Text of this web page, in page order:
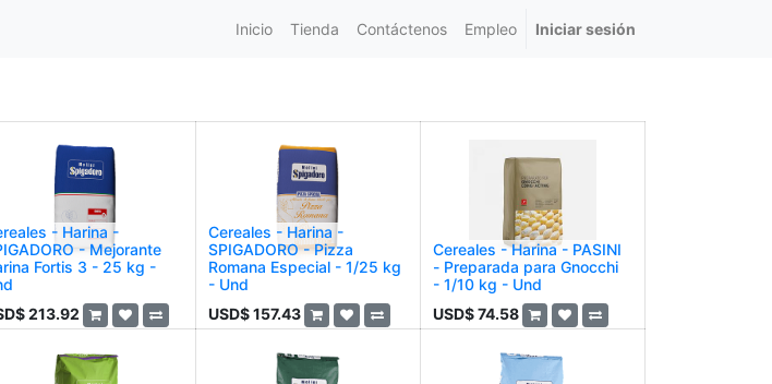
Inicio Tienda Contáctenos Empleo Iniciar sesión
- Harina -
- Mejorante
Fortis 3 - 25 kg -
213.92
Cereales - Harina -
SPIGADORO - Pizza
Romana Especial - 1/25 kg
- Und
USD$157.43
Cereales - Harina - PASINI
- Preparada para Gnocchi
- 1/10 kg - Und
USD$74.58